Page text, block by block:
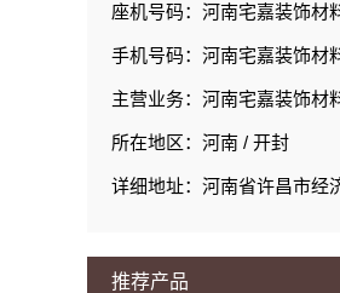
座机号码：河南宅嘉装饰材
手机号码：河南宅嘉装饰材
主营业务：河南宅嘉装饰材
所在地区：河南 / 开封
推荐产品